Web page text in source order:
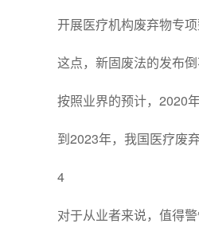
开展医疗机构废弃物专
这点，新固废法的发布
按照业界的预计，2020
到2023年，我国医疗废
4
对于从业者来说，值得